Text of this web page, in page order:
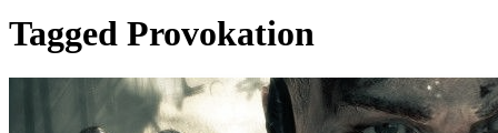
Tagged Provokation